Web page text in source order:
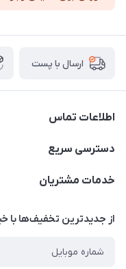
ارسال با پست
اطلاعات تماس
09044730514
دسترسی سریع
خانه
درباره ما
تماس با ما
خدمات مشتریان
راهنما
از جدید‌ترین تخفیف‌ها با‌